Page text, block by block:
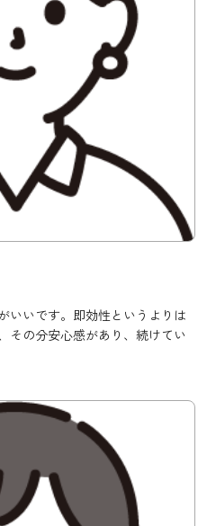
いいです。即効性というよりは
その分安心感があり、続けてい